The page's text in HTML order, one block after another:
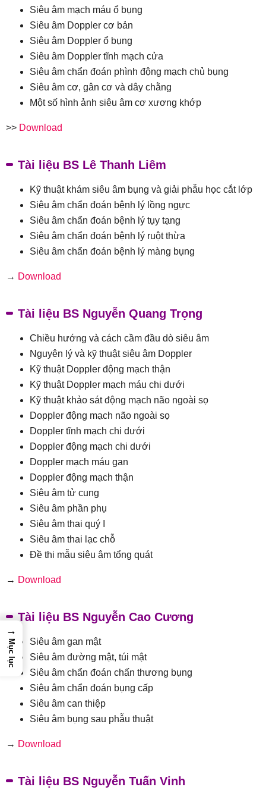
Siêu âm mạch máu ổ bụng
Siêu âm Doppler cơ bản
Siêu âm Doppler ổ bụng
Siêu âm Doppler tĩnh mạch cửa
Siêu âm chẩn đoán phình động mạch chủ bụng
Siêu âm cơ, gân cơ và dây chằng
Một số hình ảnh siêu âm cơ xương khớp
>> Download
Tài liệu BS Lê Thanh Liêm
Kỹ thuật khám siêu âm bụng và giải phẫu học cắt lớp
Siêu âm chẩn đoán bệnh lý lồng ngực
Siêu âm chẩn đoán bệnh lý tụy tạng
Siêu âm chẩn đoán bệnh lý ruột thừa
Siêu âm chẩn đoán bệnh lý màng bụng
→ Download
Tài liệu BS Nguyễn Quang Trọng
Chiều hướng và cách cầm đầu dò siêu âm
Nguyên lý và kỹ thuật siêu âm Doppler
Kỹ thuật Doppler động mạch thận
Kỹ thuật Doppler mạch máu chi dưới
Kỹ thuật khảo sát động mạch não ngoài sọ
Doppler động mạch não ngoài sọ
Doppler tĩnh mạch chi dưới
Doppler động mạch chi dưới
Doppler mạch máu gan
Doppler động mạch thận
Siêu âm tử cung
Siêu âm phần phụ
Siêu âm thai quý I
Siêu âm thai lạc chỗ
Đề thi mẫu siêu âm tổng quát
→ Download
Tài liệu BS Nguyễn Cao Cương
Siêu âm gan mật
Siêu âm đường mật, túi mật
Siêu âm chẩn đoán chấn thương bụng
Siêu âm chẩn đoán bụng cấp
Siêu âm can thiệp
Siêu âm bụng sau phẫu thuật
→ Download
Tài liệu BS Nguyễn Tuấn Vinh
→
Mục lục